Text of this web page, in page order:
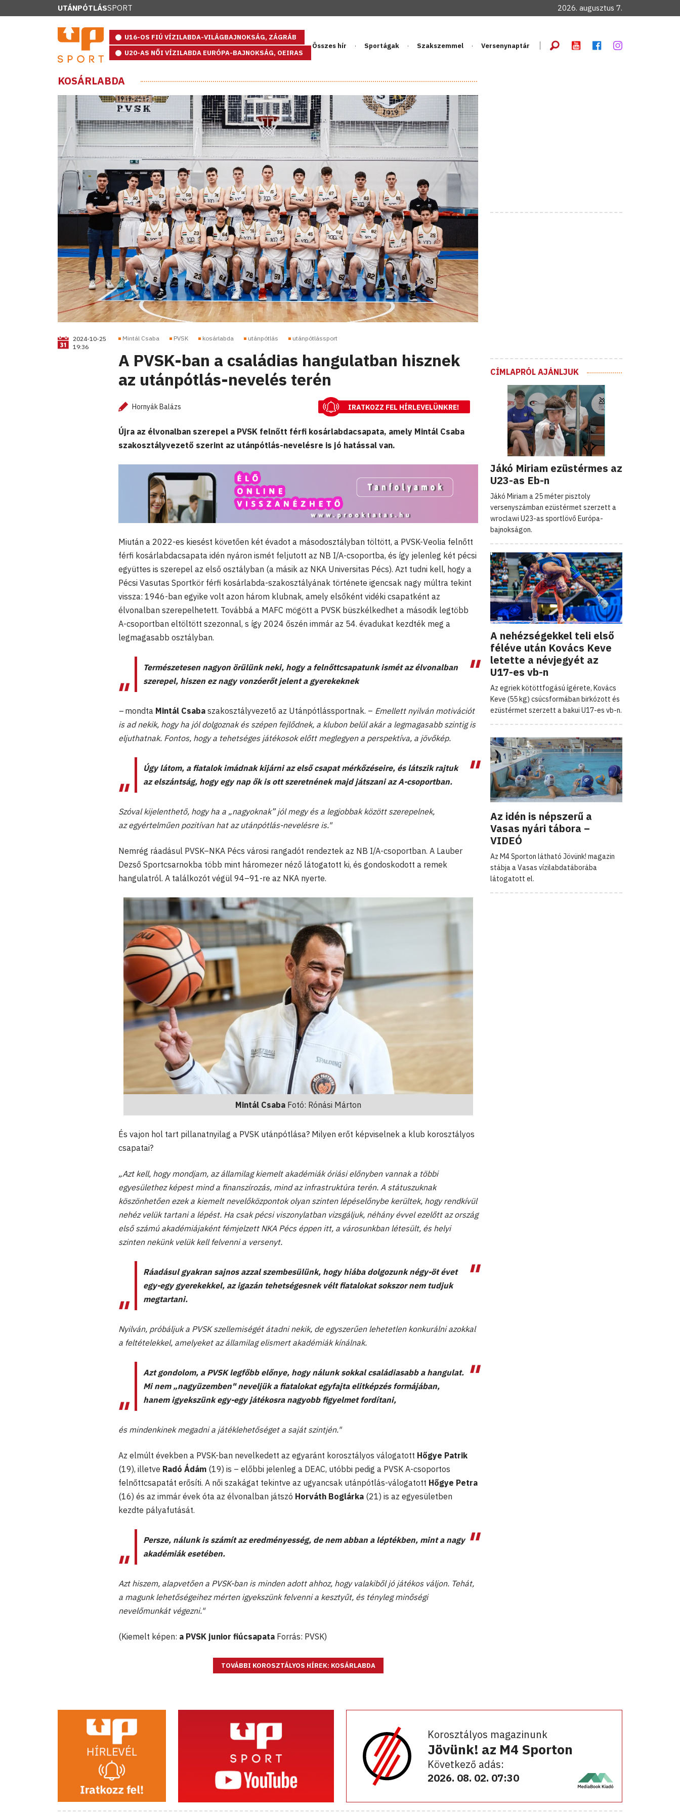
UTÁNPÓTLÁSSPORT 2026. augusztus 7.
U16-OS FIÚ VÍZILABDA-VILÁGBAJNOKSÁG, ZÁGRÁB
U20-AS NŐI VÍZILABDA EURÓPA-BAJNOKSÁG, OEIRAS
Összes hír Sportágak Szakszemmel Versenynaptár
KOSÁRLABDA
2024-10-25
19:36
Mintál Csaba PVSK kosárlabda utánpótlás utánpótlássport
A PVSK-ban a családias hangulatban hisznek
az utánpótlás-nevelés terén
Hornyák Balázs IRATKOZZ FEL HÍRLEVELÜNKRE!
Újra az élvonalban szerepel a PVSK felnőtt férfi kosárlabdacsapata, amely Mintál Csaba
szakosztályvezető szerint az utánpótlás-nevelésre is jó hatással van.
Miután a 2022-es kiesést követően két évadot a másodosztályban töltött, a PVSK-Veolia felnőtt
férfi kosárlabdacsapata idén nyáron ismét feljutott az NB I/A-csoportba, és így jelenleg két pécsi
együttes is szerepel az első osztályban (a másik az NKA Universitas Pécs). Azt tudni kell, hogy a
Pécsi Vasutas Sportkör férfi kosárlabda-szakosztályának története igencsak nagy múltra tekint
vissza: 1946-ban egyike volt azon három klubnak, amely elsőként vidéki csapatként az
élvonalban szerepelhetett. Továbbá a MAFC mögött a PVSK büszkélkedhet a második legtöbb
A-csoportban eltöltött szezonnal, s így 2024 őszén immár az 54. évadukat kezdték meg a
legmagasabb osztályban.
Természetesen nagyon örülünk neki, hogy a felnőttcsapatunk ismét az élvonalban
szerepel, hiszen ez nagy vonzóerőt jelent a gyerekeknek
– mondta Mintál Csaba szakosztályvezető az Utánpótlássportnak. – Emellett nyilván motivációt
is ad nekik, hogy ha jól dolgoznak és szépen fejlődnek, a klubon belül akár a legmagasabb szintig is
eljuthatnak. Fontos, hogy a tehetséges játékosok előtt meglegyen a perspektíva, a jövőkép.
Úgy látom, a fiatalok imádnak kijárni az első csapat mérkőzéseire, és látszik rajtuk
az elszántság, hogy egy nap ők is ott szeretnének majd játszani az A-csoportban.
Szóval kijelenthető, hogy ha a „nagyoknak” jól megy és a legjobbak között szerepelnek,
az egyértelműen pozitívan hat az utánpótlás-nevelésre is."
Nemrég ráadásul PVSK–NKA Pécs városi rangadót rendeztek az NB I/A-csoportban. A Lauber
Dezső Sportcsarnokba több mint háromezer néző látogatott ki, és gondoskodott a remek
hangulatról. A találkozót végül 94–91-re az NKA nyerte.
Mintál Csaba Fotó: Rónási Márton
És vajon hol tart pillanatnyilag a PVSK utánpótlása? Milyen erőt képviselnek a klub korosztályos
csapatai?
„Azt kell, hogy mondjam, az államilag kiemelt akadémiák óriási előnyben vannak a többi
egyesülethez képest mind a finanszírozás, mind az infrastruktúra terén. A státuszuknak
köszönhetően ezek a kiemelt nevelőközpontok olyan szinten lépéselőnybe kerültek, hogy rendkívül
nehéz velük tartani a lépést. Ha csak pécsi viszonylatban vizsgáljuk, néhány évvel ezelőtt az ország
első számú akadémiájaként fémjelzett NKA Pécs éppen itt, a városunkban létesült, és helyi
szinten nekünk velük kell felvenni a versenyt.
Ráadásul gyakran sajnos azzal szembesülünk, hogy hiába dolgozunk négy-öt évet
egy-egy gyerekekkel, az igazán tehetségesnek vélt fiatalokat sokszor nem tudjuk
megtartani.
Nyilván, próbáljuk a PVSK szellemiségét átadni nekik, de egyszerűen lehetetlen konkurálni azokkal
a feltételekkel, amelyeket az államilag elismert akadémiák kínálnak.
Azt gondolom, a PVSK legfőbb előnye, hogy nálunk sokkal családiasabb a hangulat.
Mi nem „nagyüzemben" neveljük a fiatalokat egyfajta elitképzés formájában,
hanem igyekszünk egy-egy játékosra nagyobb figyelmet fordítani,
és mindenkinek megadni a játéklehetőséget a saját szintjén."
Az elmúlt években a PVSK-ban nevelkedett az egyaránt korosztályos válogatott Hőgye Patrik
(19), illetve Radó Ádám (19) is – előbbi jelenleg a DEAC, utóbbi pedig a PVSK A-csoportos
felnőttcsapatát erősíti. A női szakágat tekintve az ugyancsak utánpótlás-válogatott Hőgye Petra
(16) és az immár évek óta az élvonalban játszó Horváth Boglárka (21) is az egyesületben
kezdte pályafutását.
Persze, nálunk is számít az eredményesség, de nem abban a léptékben, mint a nagy
akadémiák esetében.
Azt hiszem, alapvetően a PVSK-ban is minden adott ahhoz, hogy valakiből jó játékos váljon. Tehát,
a magunk lehetőségeihez mérten igyekszünk felvenni a kesztyűt, és tényleg minőségi
nevelőmunkát végezni."
(Kiemelt képen: a PVSK junior fiúcsapata Forrás: PVSK)
TOVÁBBI KOROSZTÁLYOS HÍREK: KOSÁRLABDA
CÍMLAPRÓL AJÁNLJUK
Jákó Miriam ezüstérmes az
U23-as Eb-n
Jákó Miriam a 25 méter pisztoly
versenyszámban ezüstérmet szerzett a
wroclawi U23-as sportlövő Európa-
bajnokságon.
A nehézségekkel teli első
féléve után Kovács Keve
letette a névjegyét az
U17-es vb-n
Az egriek kötöttfogású ígérete, Kovács
Keve (55 kg) csúcsformában birkózott és
ezüstérmet szerzett a bakui U17-es vb-n.
Az idén is népszerű a
Vasas nyári tábora –
VIDEÓ
Az M4 Sporton látható Jövünk! magazin
stábja a Vasas vízilabdatáborába
látogatott el.
Korosztályos magazinunk
Jövünk! az M4 Sporton
Következő adás:
2026. 08. 02. 07:30